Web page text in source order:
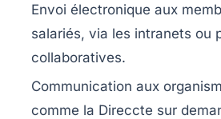
Envoi électronique aux
salariés, via les intranets ou
collaboratives.
Communication aux
comme la Direccte sur